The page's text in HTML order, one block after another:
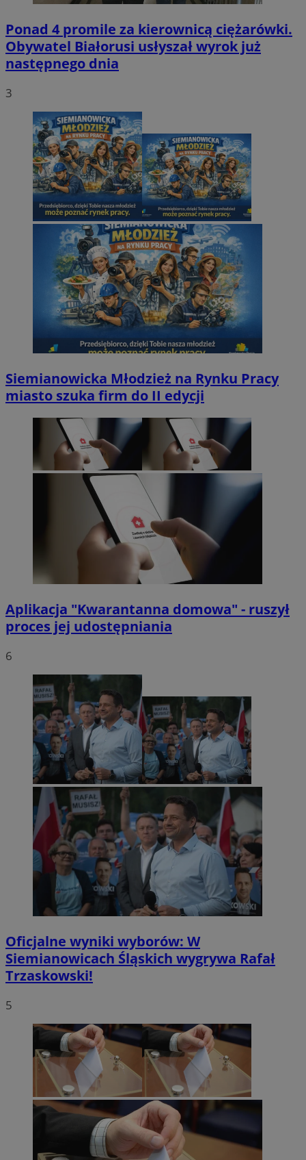
Ponad 4 promile za kierownicą ciężarówki.
Obywatel Białorusi usłyszał wyrok już
następnego dnia
3
Siemianowicka Młodzież na Rynku Pracy
miasto szuka firm do II edycji
Aplikacja "Kwarantanna domowa" - ruszył
proces jej udostępniania
6
Oficjalne wyniki wyborów: W
Siemianowicach Śląskich wygrywa Rafał
Trzaskowski!
5